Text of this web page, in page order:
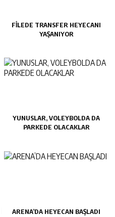
FİLEDE TRANSFER HEYECANI
YAŞANIYOR
YUNUSLAR, VOLEYBOLDA DA
PARKEDE OLACAKLAR
ARENA’DA HEYECAN BAŞLADI